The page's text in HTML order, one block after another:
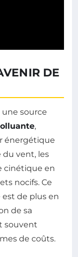
DE
source
,
énergétique
du vent, les
cinétique en
nocifs. Ce
de plus en
de sa
souvent
de coûts.